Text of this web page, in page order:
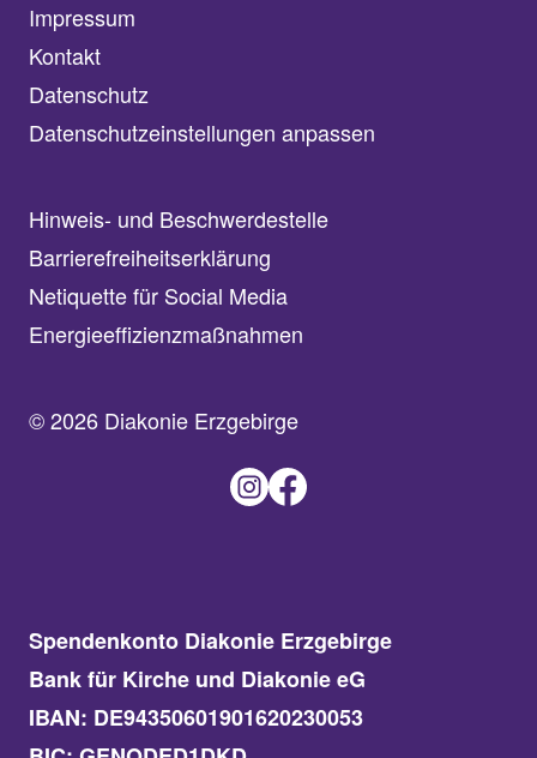
Impressum
Kontakt
Datenschutz
Datenschutzeinstellungen anpassen
Hinweis- und Beschwerdestelle
Barrierefreiheitserklärung
Netiquette für Social Media
Energieeffizienzmaßnahmen
© 2026 Diakonie Erzgebirge
Spendenkonto Diakonie Erzgebirge
Bank für Kirche und Diakonie eG
IBAN: DE94350601901620230053